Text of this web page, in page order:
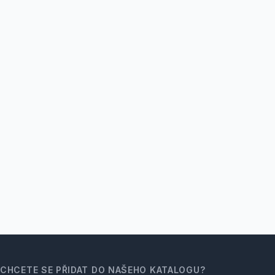
CHCETE SE PŘIDAT DO NAŠEHO KATALOGU?